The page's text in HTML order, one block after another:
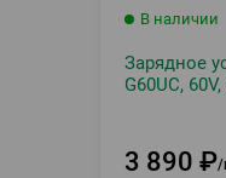
В наличии
Зарядное
G60UC,
3 890 ₽